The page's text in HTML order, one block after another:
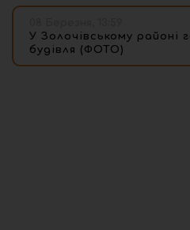
У Золочівському районі
будівля (ФОТО)